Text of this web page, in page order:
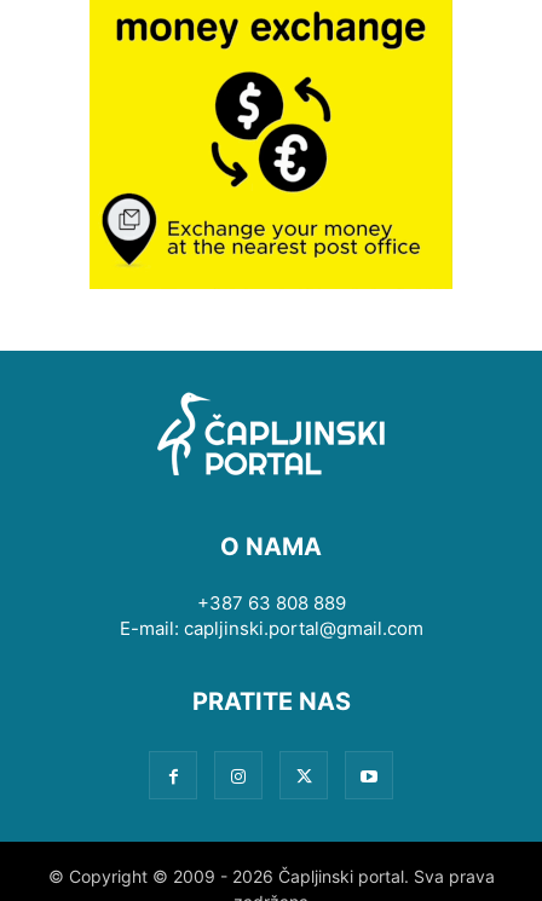
O NAMA
+387 63 808 889
E-mail: capljinski.portal@gmail.com
PRATITE NAS
© Copyright © 2009 - 2026 Čapljinski portal. Sva prava